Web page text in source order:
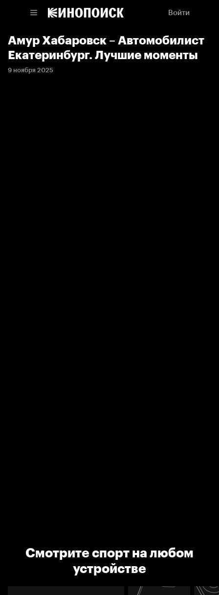
Войти
Амур Хабаровск – Автомобилист
Екатеринбург. Лучшие моменты
9 ноября 2025
Смотрите спорт на любом
устройстве